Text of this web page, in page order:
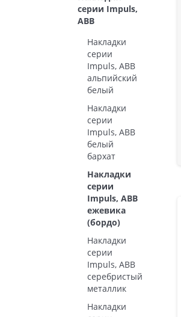
серии Impuls,
ABB
Накладки
серии
Impuls, ABB
альпийский
белый
Накладки
серии
Impuls, ABB
белый
бархат
Накладки
серии
Impuls, ABB
ежевика
(бордо)
Накладки
серии
Impuls, ABB
серебристый
металлик
Накладки